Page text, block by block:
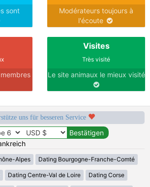
sont
Modérateurs toujours à
l'écoute
Visites
Très visité
Le site animaux le mieux visité
uns für besseren Service
Alpes Dating Bourgogne-Franche-Comté
Dating Centre-Val de Loire Dating Corse